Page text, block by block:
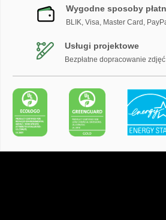
Wygodne sposoby
BLIK, Visa, Master Card,
Usługi projektowe
Bezpłatne dopracowanie